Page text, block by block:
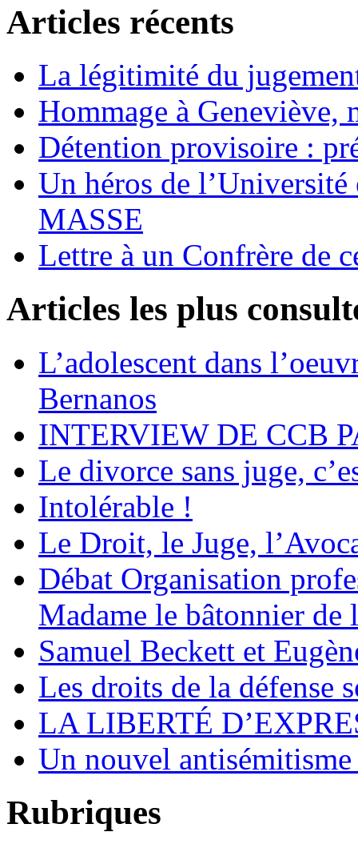
Articles récents
La légitimité du
Hommage à Geneviève,
Détention provisoire :
Un héros de
MASSE
Lettre à un Confrère de
Articles les plus
L’adolescent dans
Bernanos
INTERVIEW DE CCB
Le divorce sans juge,
Intolérable !
Le Droit, le Juge,
Débat Organisation
Madame le bâtonnier de
Samuel Beckett et
Les droits de la défense
LA LIBERTÉ
Un nouvel antisémitisme
Rubriques